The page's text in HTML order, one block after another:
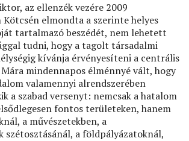
az ellenzék vezére 2009
Kötcsén elmondta a szerinte helyes
tartalmazó beszédét, nem lehetett
tudni, hogy a tagolt társadalmi
kívánja érvényesíteni a centrális
mindennapos élménnyé vált, hogy
valamennyi alrendszerében
a szabad versenyt: nemcsak a hatalom
fontos területeken, hanem
a művészetekben, a
szétosztásánál, a földpályázatoknál,